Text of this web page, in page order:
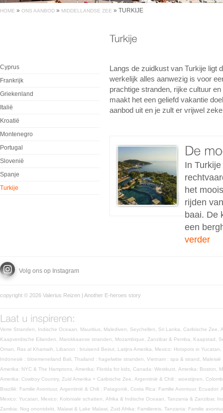
HOME » ONS AANBOD » MIDDELLANDSE ZEE » TURKIJE
Cyprus
Frankrijk
Griekenland
Italië
Kroatië
Montenegro
Portugal
Slovenië
Spanje
Turkije
Langs de zuidkust van Turkije ligt
werkelijk alles aanwezig is voor
prachtige stranden, rijke cultuur
maakt het een geliefd vakantie
aanbod uit en je zult er vrijwel
In
het
rijden
baai. De
een
verder
Volg ons op Instagram
copyright © 2026 Valerius Reizen | Another E-heroes story
Verre Stranden, Indische Oceaan, Mauritius, Malediven, Seychellen, Sri Lanka, Caribische Zee,
Kaapverdische Eilanden, Marokkaanse stranden, Mozambique, Zanzibar & Pemba, Kaapstad,
Oman, Ras al Khamaih, Libanon : bruisend Beirut, Latijns Amerika, Mexico: Hotspots in Yucatan,
Indonesië : bloemeneiland Bali, Thailand : hagelwitte stranden, Vietnam : spa & strand,
Amerika: NYC & The Hamptons, Amerika: Florida for kids, Canada: Westkust, Amerika: Boston,
Amerika: Cowboy Country, Zuid Amerika + Caribische Zee, Argentinië & Chili : woestijnen,
Brazilië: Familie Avontuur, Argentinië & Chili : Patagonië, Costa Rica: Familie Avontuur, Ecuador:
Mexico: Yucatan, Mexico: Koloniale schatten, Afrika & Indische Oceaan, Tanzania & Zanzibar,
Zambia: Nog onontdekt, Malawi & Lake Malawi, Zuid Afrika: Familiereis, Tanzania: Familie